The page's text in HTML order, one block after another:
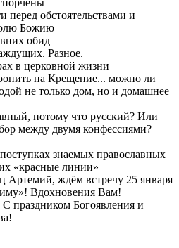
перед обстоятельствами и
Божию
обид
Разное.
в церковной жизни
на Крещение... можно ли
не только дом, но и домашнее
потому что русский? Или
между двумя конфессиями?
знаемых православных
«красные линии»
Артемий, ждём встречу 25 января
Вдохновения Вам!
праздником Богоявления и